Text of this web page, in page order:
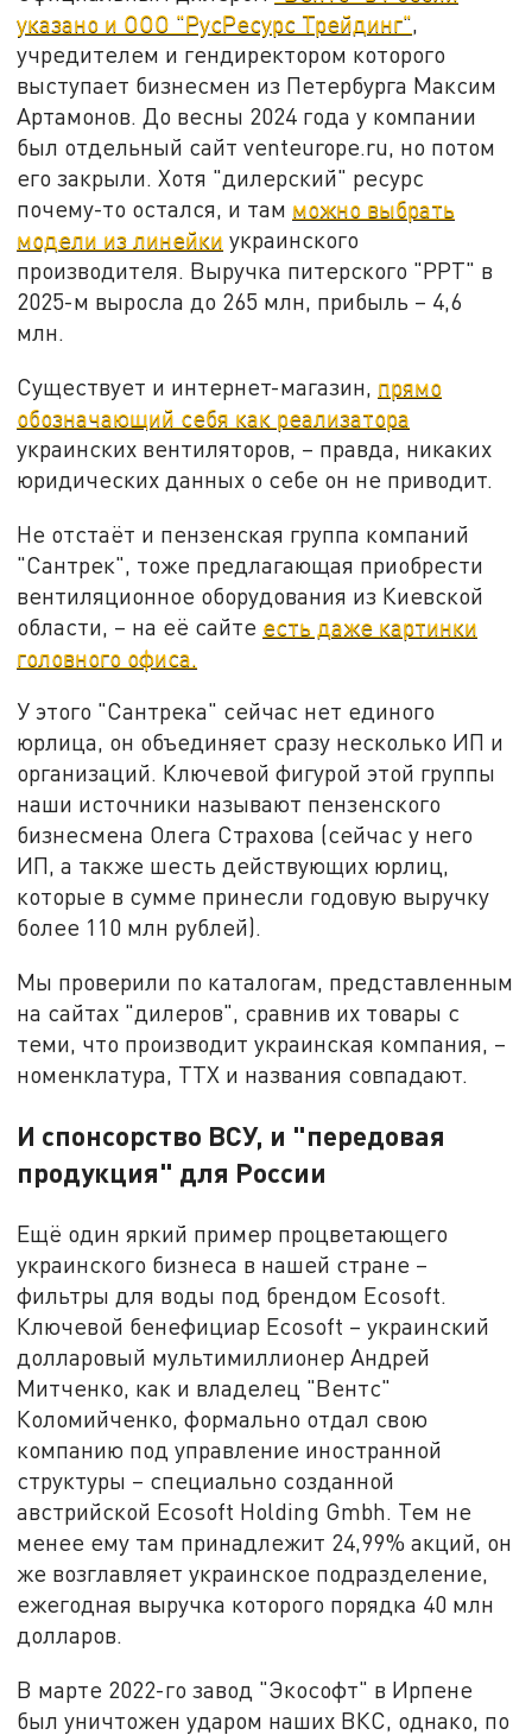
указано и ООО "РусРесурс Трейдинг",
учредителем и гендиректором которого
выступает бизнесмен из Петербурга Максим
Артамонов. До весны 2024 года у компании
был отдельный сайт venteurope.ru, но потом
его закрыли. Хотя "дилерский" ресурс
почему-то остался, и там можно выбрать
модели из линейки украинского
производителя. Выручка питерского "РРТ" в
2025-м выросла до 265 млн, прибыль – 4,6
млн.
Существует и интернет-магазин, прямо
обозначающий себя как реализатора
украинских вентиляторов, – правда, никаких
юридических данных о себе он не приводит.
Не отстаёт и пензенская группа компаний
"Сантрек", тоже предлагающая приобрести
вентиляционное оборудования из Киевской
области, – на её сайте есть даже картинки
головного офиса.
У этого "Сантрека" сейчас нет единого
юрлица, он объединяет сразу несколько ИП и
организаций. Ключевой фигурой этой группы
наши источники называют пензенского
бизнесмена Олега Страхова (сейчас у него
ИП, а также шесть действующих юрлиц,
которые в сумме принесли годовую выручку
более 110 млн рублей).
Мы проверили по каталогам, представленным
на сайтах "дилеров", сравнив их товары с
теми, что производит украинская компания, –
номенклатура, ТТХ и названия совпадают.
И спонсорство ВСУ, и "передовая
продукция" для России
Ещё один яркий пример процветающего
украинского бизнеса в нашей стране –
фильтры для воды под брендом Ecosoft.
Ключевой бенефициар Ecosoft – украинский
долларовый мультимиллионер Андрей
Митченко, как и владелец "Вентс"
Коломийченко, формально отдал свою
компанию под управление иностранной
структуры – специально созданной
австрийской Ecosoft Holding Gmbh. Тем не
менее ему там принадлежит 24,99% акций, он
же возглавляет украинское подразделение,
ежегодная выручка которого порядка 40 млн
долларов.
В марте 2022-го завод "Экософт" в Ирпене
был уничтожен ударом наших ВКС, однако, по